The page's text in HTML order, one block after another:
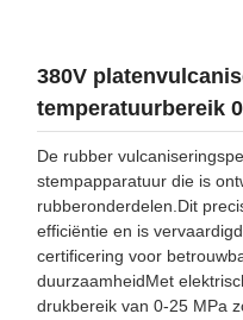
380V
temperatuurbereik
De rubber
stempapparatuur die is
rubberonderdelen.Dit
efficiëntie en is
certificering voor
duurzaamheidMet
drukbereik van 0-25 MPa